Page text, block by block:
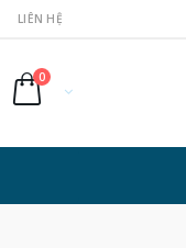
LIÊN HỆ
0